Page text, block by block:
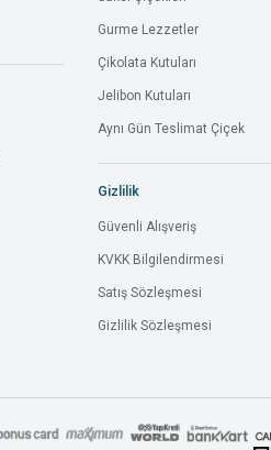
Gurme Lezzetler
Çikolata Kutuları
Jelibon Kutuları
Aynı Gün Teslimat Çiçek
Gizlilik
Güvenli Alışveriş
KVKK Bilgilendirmesi
Satış Sözleşmesi
Gizlilik Sözleşmesi